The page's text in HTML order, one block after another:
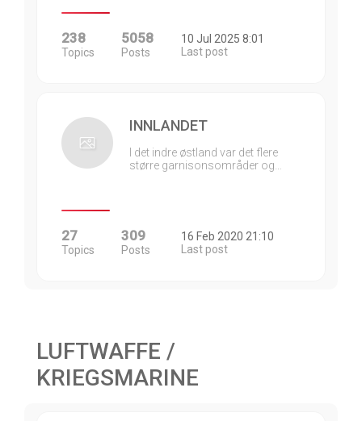
238
Topics
5058
Posts
10 Jul 2025 8:01
Last post
INNLANDET
I det indre østland var det flere
større garnisonsområder og…
27
Topics
309
Posts
16 Feb 2020 21:10
Last post
LUFTWAFFE /
KRIEGSMARINE